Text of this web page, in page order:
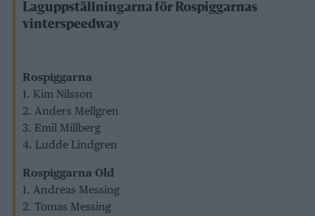
Laguppställningarna för Rospiggarnas
vinterspeedway
Rospiggarna
1. Kim Nilsson
2. Anders Mellgren
3. Emil Millberg
4. Ludde Lindgren
Rospiggarna Old
1. Andreas Messing
2. Tomas Messing